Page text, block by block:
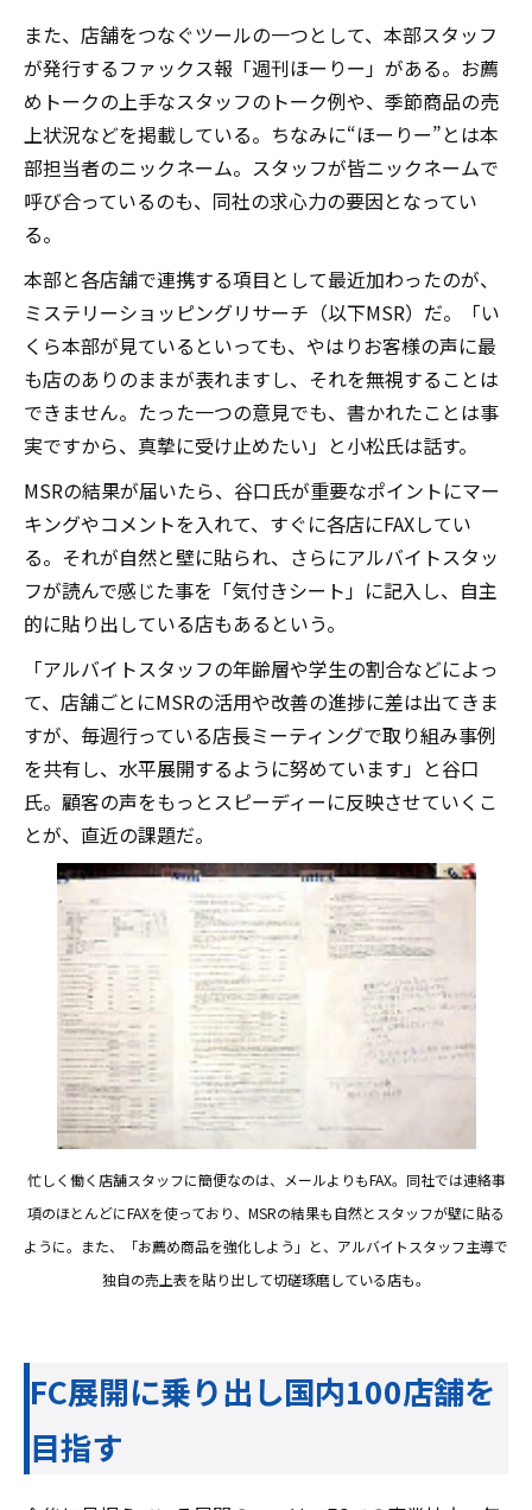
また、店舗をつなぐツールの一つとして、本部スタッフ
が発行するファックス報「週刊ほーりー」がある。お薦
めトークの上手なスタッフのトーク例や、季節商品の売
上状況などを掲載している。ちなみに“ほーりー”とは本
部担当者のニックネーム。スタッフが皆ニックネームで
呼び合っているのも、同社の求心力の要因となってい
る。
本部と各店舗で連携する項目として最近加わったのが、
ミステリーショッピングリサーチ（以下MSR）だ。「い
くら本部が見ているといっても、やはりお客様の声に最
も店のありのままが表れますし、それを無視することは
できません。たった一つの意見でも、書かれたことは事
実ですから、真摯に受け止めたい」と小松氏は話す。
MSRの結果が届いたら、谷口氏が重要なポイントにマー
キングやコメントを入れて、すぐに各店にFAXしてい
る。それが自然と壁に貼られ、さらにアルバイトスタッ
フが読んで感じた事を「気付きシート」に記入し、自主
的に貼り出している店もあるという。
「アルバイトスタッフの年齢層や学生の割合などによっ
て、店舗ごとにMSRの活用や改善の進捗に差は出てきま
すが、毎週行っている店長ミーティングで取り組み事例
を共有し、水平展開するように努めています」と谷口
氏。顧客の声をもっとスピーディーに反映させていくこ
とが、直近の課題だ。
忙しく働く店舗スタッフに簡便なのは、メールよりもFAX。同社では連絡事
項のほとんどにFAXを使っており、MSRの結果も自然とスタッフが壁に貼る
ように。また、「お薦め商品を強化しよう」と、アルバイトスタッフ主導で
独自の売上表を貼り出して切磋琢磨している店も。
FC展開に乗り出し国内100店舗を
目指す